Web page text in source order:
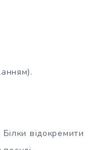
відокремити